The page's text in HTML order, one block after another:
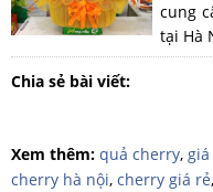
cung
tại Hà
Chia sẻ bài viết:
Xem thêm: quả cherry,
cherry hà nội, cherry giá rẻ,